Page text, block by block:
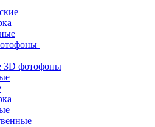
3D фотофоны